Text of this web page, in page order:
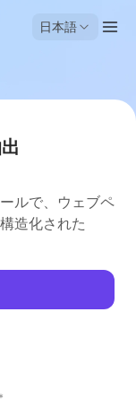
日本語
ルで、ウェブペ
造化された